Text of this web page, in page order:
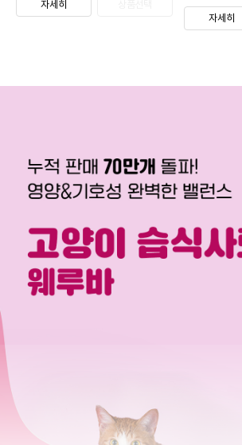
자세히
자세히